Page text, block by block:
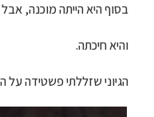
בסוף היא הייתה מוכנה,
והיא חיכתה.
הגיוני שזללתי פשטידה על